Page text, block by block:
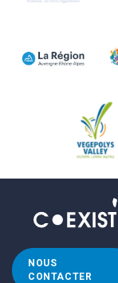
NOUS
CONTACTER